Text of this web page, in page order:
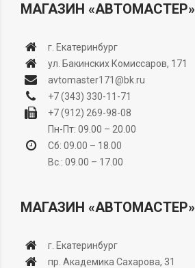
МАГАЗИН «АВТОМАСТЕР»
г. Екатеринбург
ул. Бакинских Комиссаров, 171
avtomaster171@bk.ru
+7 (343) 330-11-71
+7 (912) 269-98-08
Пн-Пт: 09.00 – 20.00
Сб: 09.00 – 18.00
Вс.: 09.00 – 17.00
МАГАЗИН «АВТОМАСТЕР»
г. Екатеринбург
пр. Академика Сахарова, 31